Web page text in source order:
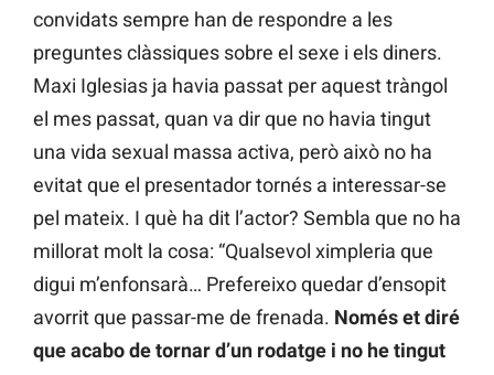
convidats sempre han de respondre a les
preguntes clàssiques sobre el sexe i els diners.
Maxi Iglesias ja havia passat per aquest tràngol
el mes passat, quan va dir que no havia tingut
una vida sexual massa activa, però això no ha
evitat que el presentador tornés a interessar-se
pel mateix. I què ha dit l’actor? Sembla que no ha
millorat molt la cosa: “Qualsevol ximpleria que
digui m’enfonsarà… Prefereixo quedar d’ensopit
avorrit que passar-me de frenada. Només et diré
que acabo de tornar d’un rodatge i no he tingut